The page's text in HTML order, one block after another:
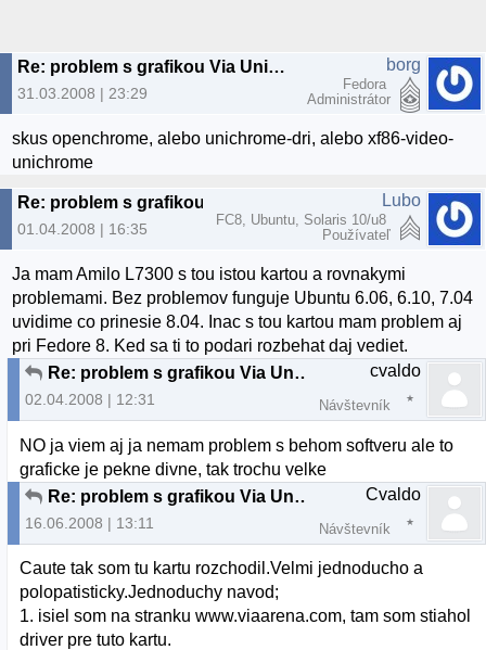
Re: problem s grafikou Via Unichrome pro IGP
31.03.2008 | 23:29
borg
Fedora
Administrátor
skus openchrome, alebo unichrome-dri, alebo xf86-video-
unichrome
01.04.2008 | 16:35
Lubo
FC8, Ubuntu, Solaris 10/u8
Používateľ
Ja mam Amilo L7300 s tou istou kartou a rovnakymi
problemami. Bez problemov funguje Ubuntu 6.06, 6.10, 7.04
uvidime co prinesie 8.04. Inac s tou kartou mam problem aj
pri Fedore 8. Ked sa ti to podari rozbehat daj vediet.
Re: problem s grafikou Via Unichrome pro IGP
02.04.2008 | 12:31
cvaldo
Návštevník
NO ja viem aj ja nemam problem s behom softveru ale to
graficke je pekne divne, tak trochu velke
Re: problem s grafikou Via Unichrome pro IGP
16.06.2008 | 13:11
Cvaldo
Návštevník
Caute tak som tu kartu rozchodil.Velmi jednoducho a
polopatisticky.Jednoduchy navod;
1. isiel som na stranku www.viaarena.com, tam som stiahol
driver pre tuto kartu.